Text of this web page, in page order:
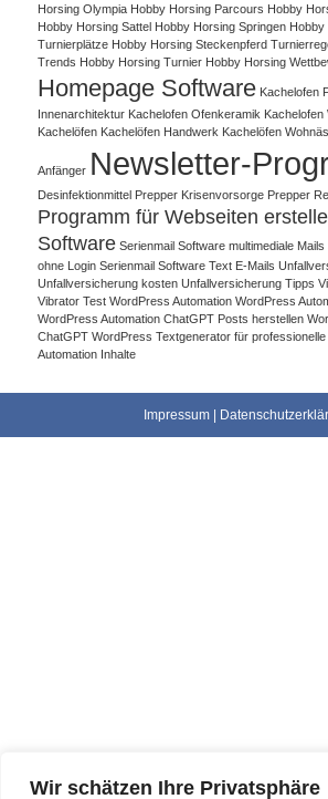
Wir schätzen Ihre Privatsphäre
Horsing Olympia Hobby Horsing Parcours Hobby
Hobby Horsing Sattel Hobby Horsing Springen
Turnierplätze Hobby Horsing Steckenpferd
Trends Hobby Horsing Turnier Hobby Horsing
Homepage Software Kachelofen
Innenarchitektur Kachelofen Ofenkeramik
Kachelöfen Kachelöfen Handwerk Kachelöfen
Anfänger Newsletter-
Desinfektionmittel Prepper Krisenvorsorge Prepper
Programm für Webseiten
Software Serienmail Software multimediale Mails
ohne Login Serienmail Software Text E-Mails
Unfallversicherung kosten Unfallversicherung Tipps
Vibrator Test WordPress Automation WordPress
WordPress Automation ChatGPT Posts herstellen
ChatGPT WordPress Textgenerator für professionelle
Automation Inhalte
Impressum|